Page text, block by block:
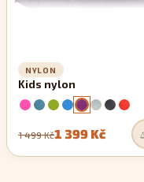
NYLON
Kids nylon
1 499 Kč1 399 Kč